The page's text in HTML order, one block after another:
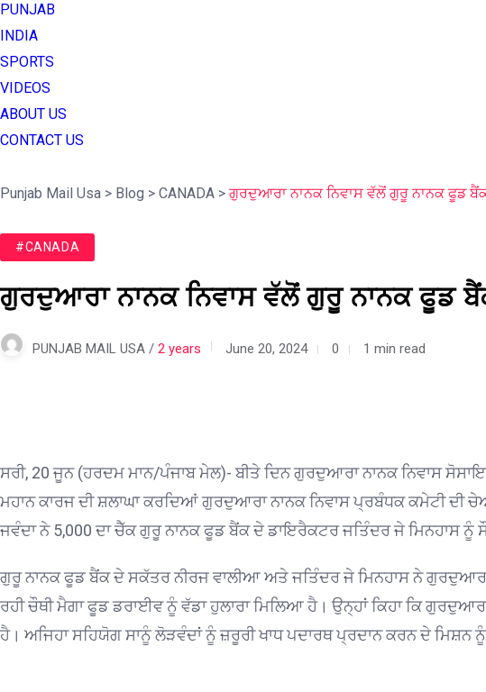
PUNJAB
INDIA
SPORTS
VIDEOS
ABOUT US
CONTACT US
Punjab Mail Usa > Blog > CANADA > ਗੁਰਦੁਆਰਾ ਨਾਨਕ ਨਿਵਾਸ ਵੱਲੋਂ ਗੁਰੂ ਨਾਨਕ ਫੂਡ
#CANADA
ਗੁਰਦੁਆਰਾ ਨਾਨਕ ਨਿਵਾਸ ਵੱਲੋਂ ਗੁਰੂ ਨਾਨਕ ਫੂਡ
PUNJAB MAIL USA / 2 years June 20, 2024 0 1 min read
ਸਰੀ, 20 ਜੂਨ (ਹਰਦਮ ਮਾਨ/ਪੰਜਾਬ ਮੇਲ)- ਬੀਤੇ ਦਿਨਗੁਰਦੁਆਰਾ ਨਾਨਕ ਨਿਵਾਸ
ਮਹਾਨ ਕਾਰਜ ਦੀ ਸ਼ਲਾਘਾ ਕਰਦਿਆਂ ਗੁਰਦੁਆਰਾ ਨਾਨਕ ਨਿਵਾਸ ਪ੍ਰਬੰਧਕ ਕਮੇਟੀ
ਜਵੰਦਾਨੇ5,000 ਦਾ ਚੈੱਕਗੁਰੂ ਨਾਨਕ ਫੂਡ ਬੈਂਕ ਦੇ ਡਾਇਰੈਕਟਰ ਜਤਿੰਦਰ ਜੇ ਮਿਨਹਾਸਨੂੰ
ਗੁਰੂਨਾਨਕ ਫੂਡ ਬੈਂਕ ਦੇ ਸਕੱਤਰ ਨੀਰਜ ਵਾਲੀਆਅਤੇ ਜਤਿੰਦਰ ਜੇ ਮਿਨਹਾਸਨੇ
ਰਹੀਚੌਥੀ ਮੈਗਾ ਫੂਡ ਡਰਾਈਵ ਨੂੰ ਵੱਡਾ ਹੁਲਾਰਾ ਮਿਲਿਆ ਹੈ। ਉਨ੍ਹਾਂ ਕਿਹਾ ਕਿ
ਹੈ। ਅਜਿਹਾ ਸਹਿਯੋਗਸਾਨੂੰ ਲੋੜਵੰਦਾਂ ਨੂੰ ਜ਼ਰੂਰੀ ਖਾਧ ਪਦਾਰਥ ਪ੍ਰਦਾਨਕਰਨ ਦੇ ਮਿਸ਼ਨ ਨੂੰ